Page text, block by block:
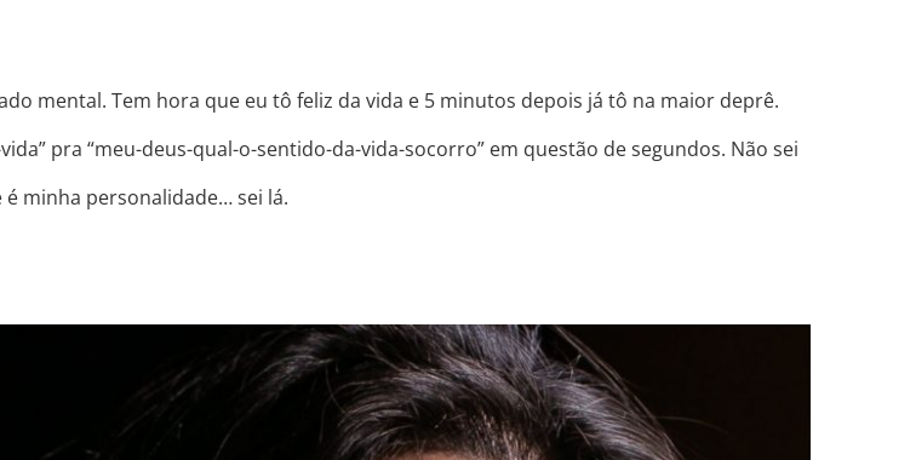
mental. Tem hora que eu tô feliz da vida e 5 minutos depois já tô na maior deprê.
pra “meu-deus-qual-o-sentido-da-vida-socorro” em questão de segundos. Não sei
minha personalidade… sei lá.